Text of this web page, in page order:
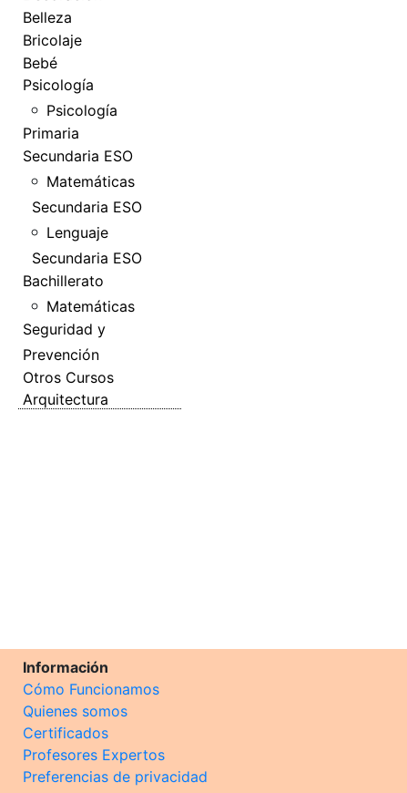
Belleza
Bricolaje
Bebé
Psicología
Psicología
Primaria
Secundaria ESO
Matemáticas
Secundaria ESO
Lenguaje
Secundaria ESO
Bachillerato
Matemáticas
Seguridad y
Prevención
Otros Cursos
Arquitectura
Información
Cómo Funcionamos
Quienes somos
Certificados
Profesores Expertos
Preferencias de privacidad